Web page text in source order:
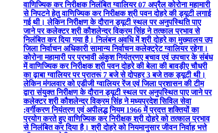
वाणिज्यिक कर निरीक्षक निलंबित ग्वालियर 07 अप्रैल कोरोना महामारी
से निपटने हेतु वाणिज्यिक कर निरीक्षक श्री पवन दोहरे की ड्यूटी लगाई
गई थी। लेकिन निरीक्षण के दौरान ड्यूटी स्थल पर अनुपस्थिति पाए
जाने पर कलेक्टर श्री कौशलेन्द्र विक्रम सिंह ने तत्काल प्रभाव से
निलंबित कर दिया गया है। निलंबन अवधि में श्री दोहरे का मुख्यालय उप
जिला निर्वाचन अधिकारी सामान्य निर्वाचन कलेक्ट्रेट ग्वालियर रहेगा।
कोरोना महामारी पर प्रभावी अंकुश नियंत्रणए बचाव एवं उपचार के संबंध
में वाणिज्यिक कर निरीक्षक श्री पवन दोहरे की बेला की बावड़ीए चौधरी
का ढ़ाबा ग्वालियर पर प्रातरू 7 बजे से दोपहर 3 बजे तक ड्यूटी थी।
लेकिन मंगलवार को एडीजी ग्वालियर रेंज एवं जिला प्रशासन की टीम
द्वारा संयुक्त निरीक्षण के दौरान ड्यूटी स्थल पर अनुपस्थित पाए जाने पर
कलेक्टर श्री कौशलेन्द्र विक्रम सिंह ने मध्यप्रदेश सिविल सेवा
;वर्गीकरण नियंत्रण एवं अपीलद्ध नियम 1966 में प्रदत्त शक्तियों का
प्रयोग करते हुए वाणिज्यिक कर निरीक्षक श्री दोहरे को तत्काल प्रभाव
से निलंबित कर दिया है। श्री दोहरे को नियमानुसार जीवन निर्वाह भत्ते